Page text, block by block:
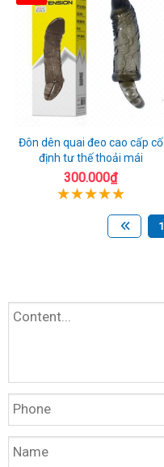
Đôn dên quai đeo cao cấp cố
định tư thế thoải mái
300.000₫
1